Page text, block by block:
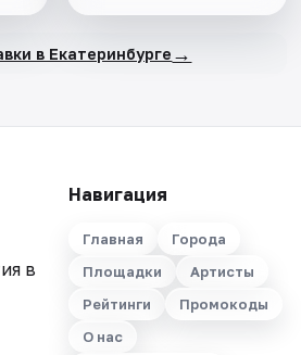
в Екатеринбурге →
в
Навигация
Главная
Города
Площадки
Артисты
Рейтинги
Промокоды
О нас